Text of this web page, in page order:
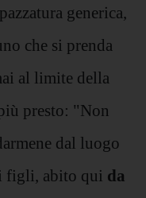
generica,
che si prenda
al limite della
presto: "Non
dal luogo
figli, abito qui da